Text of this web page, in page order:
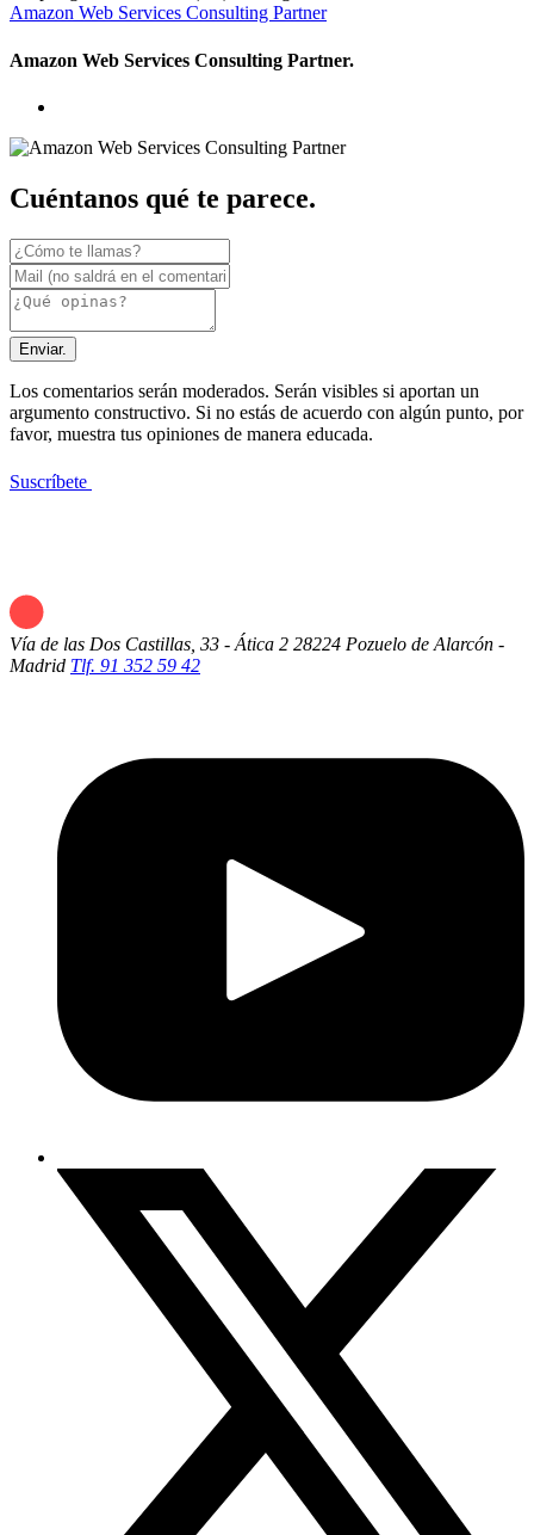
Amazon Web Services Consulting Partner
Amazon Web Services Consulting Partner.
Cuéntanos qué te parece.
Enviar.
Los comentarios serán moderados. Serán visibles si aportan un
argumento constructivo. Si no estás de acuerdo con algún punto, por
favor, muestra tus opiniones de manera educada.
Suscríbete
Vía de las Dos Castillas, 33 - Ática 2 28224 Pozuelo de Alarcón -
Madrid Tlf. 91 352 59 42